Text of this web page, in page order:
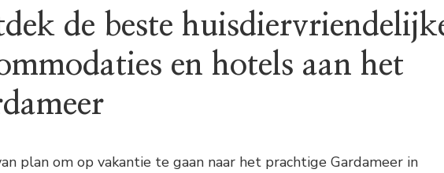
de beste
en hotels aan het
plan om op vakantie te gaan naar het prachtige Gardameer in